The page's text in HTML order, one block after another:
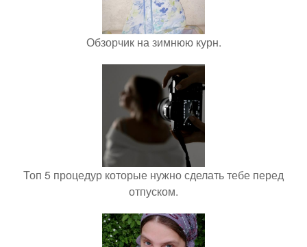
Обзорчик на зимнюю курн.
Топ 5 процедур которые нужно сделать тебе перед
отпуском.